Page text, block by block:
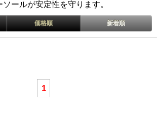
ールが安定性を守ります。
価格順 新着順
1